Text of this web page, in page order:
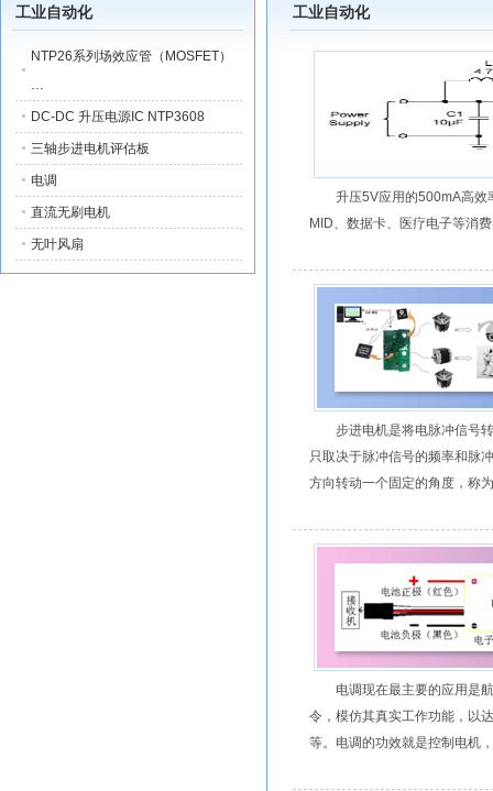
工业自动化
NTP26系列场效应管（MOSFET）
…
DC-DC 升压电源IC NTP3608
三轴步进电机评估板
电调
直流无刷电机
无叶风扇
工业自动化
升压5V应用的500mA高效
MID、数据卡、医疗电子等消
步进电机是将电脉冲信号
只取决于脉冲信号的频率和脉
方向转动一个固定的角度，称
电调现在最主要的应用是
令，模仿其真实工作功能，以
等。电调的功效就是控制电机